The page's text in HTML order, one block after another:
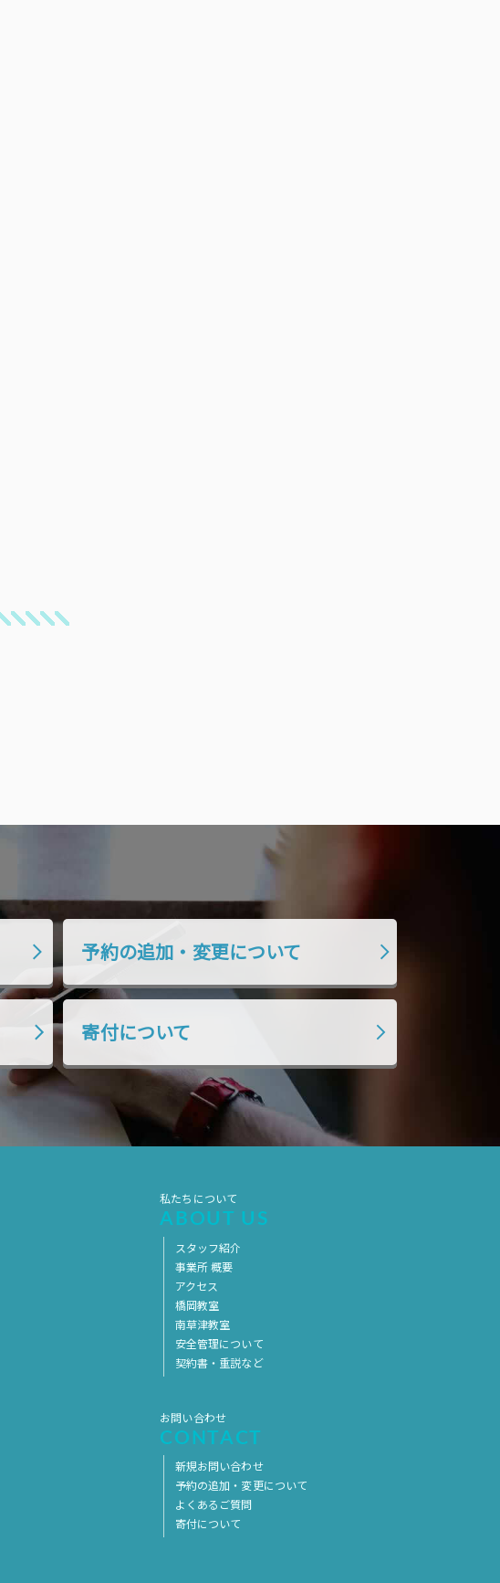
予約の追加・変更について
寄付について
私たちについて
ABOUT US
スタッフ紹介
事業所 概要
アクセス
橋岡教室
南草津教室
安全管理について
契約書・重説など
お問い合わせ
CONTACT
新規お問い合わせ
予約の追加・変更について
よくあるご質問
寄付について